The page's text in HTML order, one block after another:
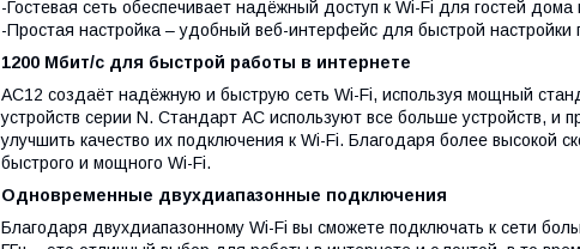
-Гостевая сеть обеспечивает надёжный доступ к Wi-Fi для гостей
-Простая настройка – удобный веб-интерфейс для быстрой настройки
1200 Мбит/с для быстрой работы в интернете
AC12 создаёт надёжную и быструю сеть Wi-Fi, используя мощный
устройств серии N. Стандарт AC используют все больше устройств, и
улучшить качество их подключения к Wi-Fi. Благодаря более высокой
быстрого и мощного Wi-Fi.
Одновременные двухдиапазонные подключения
Благодаря двухдиапазонному Wi-Fi вы сможете подключать к сети